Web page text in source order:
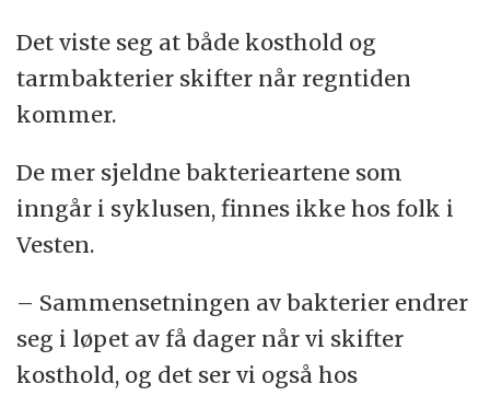
Det viste seg at både kosthold og
tarmbakterier skifter når regntiden
kommer.
De mer sjeldne bakterieartene som
inngår i syklusen, finnes ikke hos folk i
Vesten.
– Sammensetningen av bakterier endrer
seg i løpet av få dager når vi skifter
kosthold, og det ser vi også hos